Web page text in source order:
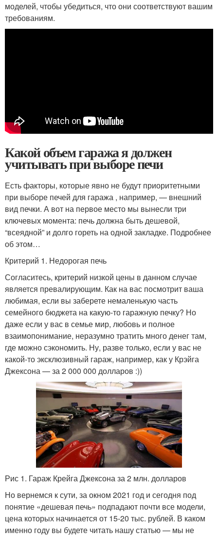
моделей, чтобы убедиться, что они соответствуют вашим
требованиям.
Какой объем гаража я должен
учитывать при выборе печи
Есть факторы, которые явно не будут приоритетными
при выборе печей для гаража , например, — внешний
вид печки. А вот на первое место мы вынесли три
ключевых момента: печь должна быть дешевой,
“всеядной” и долго гореть на одной закладке. Подробнее
об этом…
Критерий 1. Недорогая печь
Согласитесь, критерий низкой цены в данном случае
является превалирующим. Как на вас посмотрит ваша
любимая, если вы заберете немаленькую часть
семейного бюджета на какую-то гаражную печку? Но
даже если у вас в семье мир, любовь и полное
взаимопонимание, неразумно тратить много денег там,
где можно сэкономить. Ну, разве только, если у вас не
какой-то эксклюзивный гараж, например, как у Крэйга
Джексона — за 2 000 000 долларов :))
Рис 1. Гараж Крейга Джексона за 2 млн. долларов
Но вернемся к сути, за окном 2021 год и сегодня под
понятие «дешевая печь» подпадают почти все модели,
цена которых начинается от 15-20 тыс. рублей. В каком
именно году вы будете читать нашу статью — мы не